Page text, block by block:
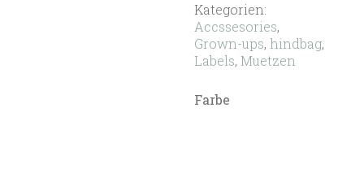
Kategorien:
Accssesories,
Grown-ups, hindbag,
Labels, Muetzen
Farbe